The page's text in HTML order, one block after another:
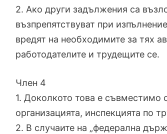
2. Ако други задължения са
възпрепятствуват при
вредят на необходимите за тях
работодателите и трудещите се.
Член 4
1. Доколкото това е съвместимо
организацията, инспекцията по
2. В случаите на „федерална